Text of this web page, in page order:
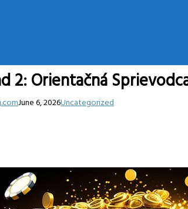
2: Orientačná
June 6, 2026Uncategorized